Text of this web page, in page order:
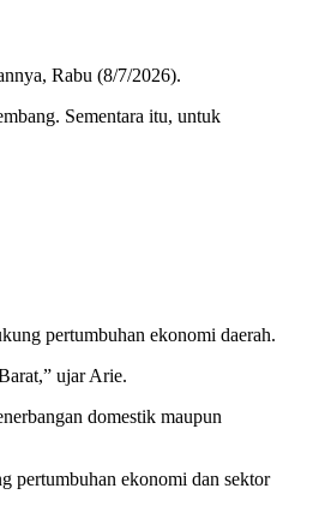
Rabu (8/7/2026).
Sementara itu, untuk
pertumbuhan ekonomi daerah.
ujar Arie.
domestik maupun
pertumbuhan ekonomi dan sektor